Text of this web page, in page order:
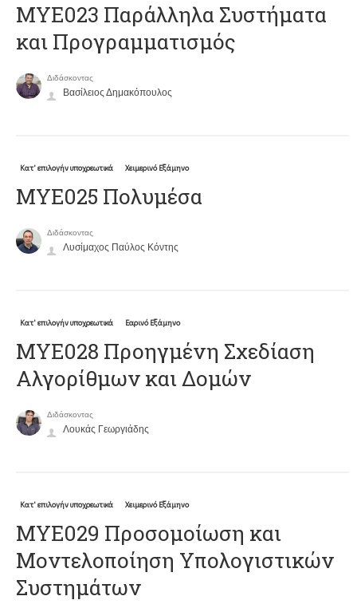
ΜΥΕ023 Παράλληλα Συστήματα
και Προγραμματισμός
Διδάσκοντας
Βασίλειος Δημακόπουλος
Κατ' επιλογήν υποχρεωτικά Χειμερινό Εξάμηνο
ΜΥΕ025 Πολυμέσα
Διδάσκοντας
Λυσίμαχος Παύλος Κόντης
Κατ' επιλογήν υποχρεωτικά Εαρινό Εξάμηνο
ΜΥΕ028 Προηγμένη Σχεδίαση
Αλγορίθμων και Δομών
Διδάσκοντας
Λουκάς Γεωργιάδης
Κατ' επιλογήν υποχρεωτικά Χειμερινό Εξάμηνο
ΜΥΕ029 Προσομοίωση και
Μοντελοποίηση Υπολογιστικών
Συστημάτων